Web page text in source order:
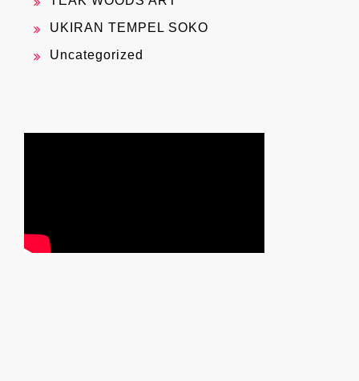
UKIRAN TEMPEL SOKO
Uncategorized